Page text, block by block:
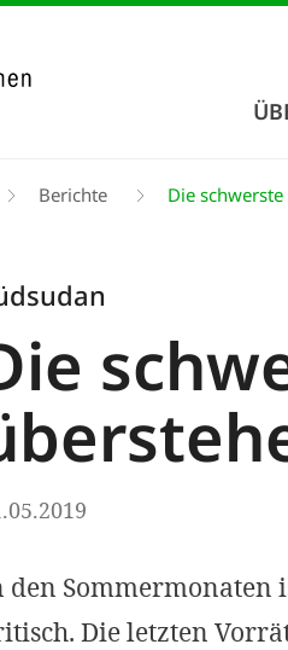
Berichte Die
den Sommermonaten
Die letzten